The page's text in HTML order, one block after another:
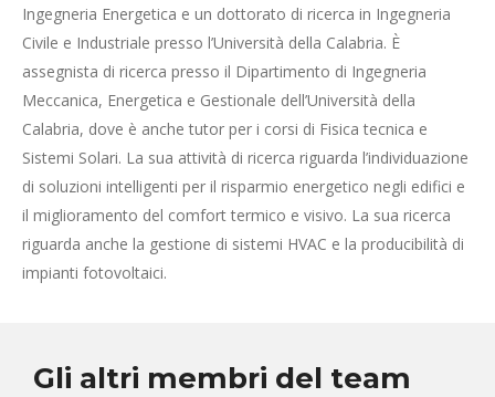
Ingegneria Energetica e un dottorato di ricerca in Ingegneria
Civile e Industriale presso l’Università della Calabria. È
assegnista di ricerca presso il Dipartimento di Ingegneria
Meccanica, Energetica e Gestionale dell’Università della
Calabria, dove è anche tutor per i corsi di Fisica tecnica e
Sistemi Solari. La sua attività di ricerca riguarda l’individuazione
di soluzioni intelligenti per il risparmio energetico negli edifici e
il miglioramento del comfort termico e visivo. La sua ricerca
riguarda anche la gestione di sistemi HVAC e la producibilità di
impianti fotovoltaici.
Gli altri membri del team